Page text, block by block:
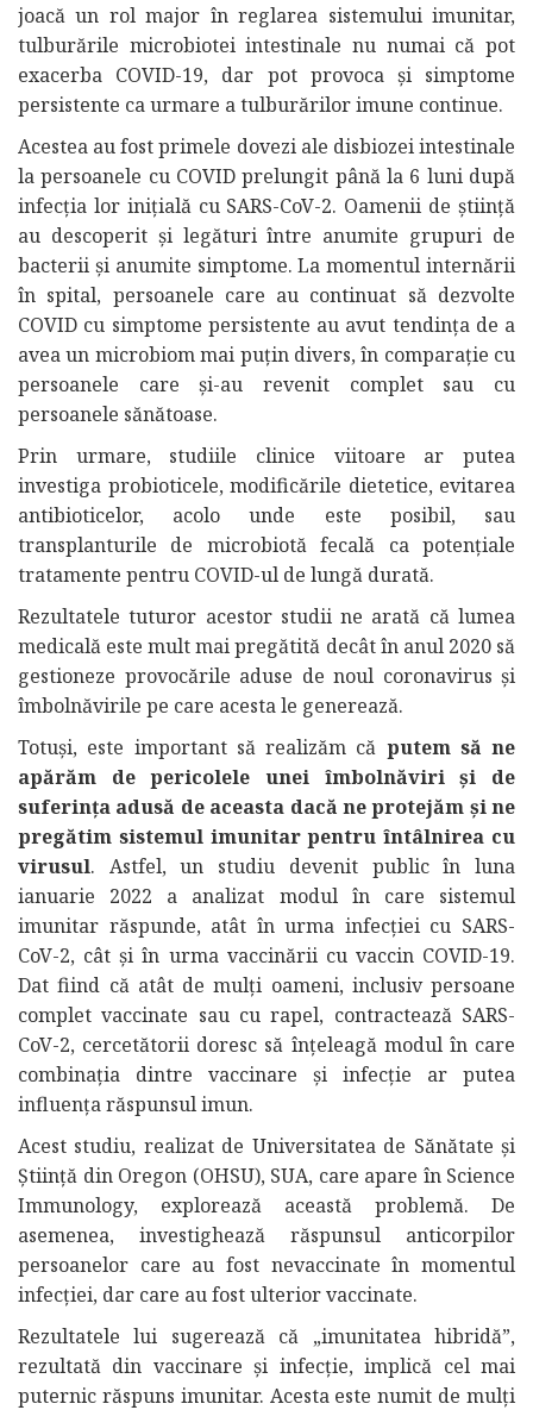
joacă un rol major în reglarea sistemului imunitar,
tulburările microbiotei intestinale nu numai că pot
exacerba COVID-19, dar pot provoca și simptome
persistente ca urmare a tulburărilor imune continue.
Acestea au fost primele dovezi ale disbiozei intestinale
la persoanele cu COVID prelungit până la 6 luni după
infecția lor inițială cu SARS-CoV-2. Oamenii de știință
au descoperit și legături între anumite grupuri de
bacterii și anumite simptome. La momentul internării
în spital, persoanele care au continuat să dezvolte
COVID cu simptome persistente au avut tendința de a
avea un microbiom mai puțin divers, în comparație cu
persoanele care și-au revenit complet sau cu
persoanele sănătoase.
Prin urmare, studiile clinice viitoare ar putea
investiga probioticele, modificările dietetice, evitarea
antibioticelor, acolo unde este posibil, sau
transplanturile de microbiotă fecală ca potențiale
tratamente pentru COVID-ul de lungă durată.
Rezultatele tuturor acestor studii ne arată că lumea
medicală este mult mai pregătită decât în anul 2020 să
gestioneze provocările aduse de noul coronavirus și
îmbolnăvirile pe care acesta le generează.
Totuși, este important să realizăm că putem să ne
apărăm de pericolele unei îmbolnăviri și de
suferința adusă de aceasta dacă ne protejăm și ne
pregătim sistemul imunitar pentru întâlnirea cu
virusul. Astfel, un studiu devenit public în luna
ianuarie 2022 a analizat modul în care sistemul
imunitar răspunde, atât în ​​urma infecției cu SARS-
CoV-2, cât și în urma vaccinării cu vaccin COVID-19.
Dat fiind că atât de mulți oameni, inclusiv persoane
complet vaccinate sau cu rapel, contractează SARS-
CoV-2, cercetătorii doresc să înțeleagă modul în care
combinația dintre vaccinare și infecție ar putea
influența răspunsul imun.
Acest studiu, realizat de Universitatea de Sănătate și
Știință din Oregon (OHSU), SUA, care apare în Science
Immunology, explorează această problemă. De
asemenea, investighează răspunsul anticorpilor
persoanelor care au fost nevaccinate în momentul
infecției, dar care au fost ulterior vaccinate.
Rezultatele lui sugerează că „imunitatea hibridă”,
rezultată din vaccinare și infecție, implică cel mai
puternic răspuns imunitar. Acesta este numit de mulți